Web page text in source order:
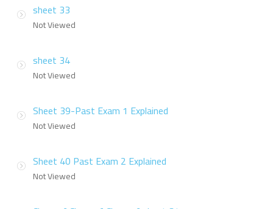
sheet 33
Not Viewed
sheet 34
Not Viewed
Sheet 39-Past Exam 1 Explained
Not Viewed
Sheet 40 Past Exam 2 Explained
Not Viewed